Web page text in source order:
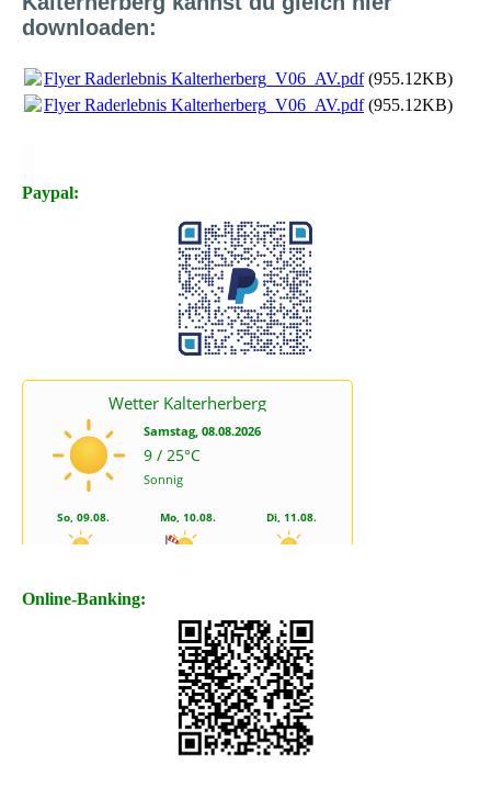
downloaden:
Flyer Raderlebnis Kalterherberg_V06_AV.pdf(955.12KB)
Flyer Raderlebnis Kalterherberg_V06_AV.pdf(955.12KB)
Paypal:
Online-Banking: